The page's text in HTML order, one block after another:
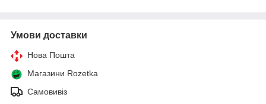
Умови доставки
Нова Пошта
Магазини Rozetka
Самовивіз